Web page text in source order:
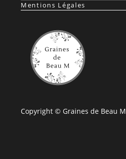
Mentions Légales
Copyright © Graines de Beau M